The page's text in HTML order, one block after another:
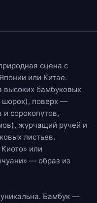
сцена с
или Китае.
высоких бамбуковых
шорох), поверх —
и сорокопутов,
журчащий ручей и
листьев.
или
— образ из
Бамбук —